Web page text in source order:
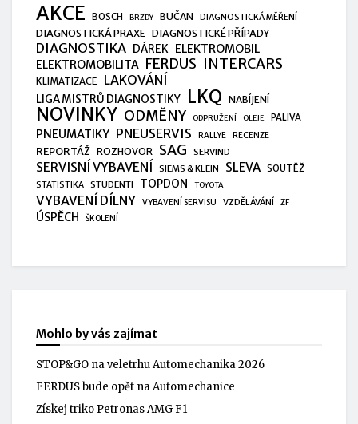
AKCE BOSCH BRZDY BUČAN DIAGNOSTICKÁ MĚŘENÍ
DIAGNOSTICKÁ PRAXE DIAGNOSTICKÉ PŘÍPADY
DIAGNOSTIKA DÁREK ELEKTROMOBIL
ELEKTROMOBILITA FERDUS INTERCARS
KLIMATIZACE LAKOVÁNÍ
LIGA MISTRŮ DIAGNOSTIKY LKQ NABÍJENÍ
NOVINKY ODMĚNY ODPRUŽENÍ OLEJE PALIVA
PNEUMATIKY PNEUSERVIS RALLYE RECENZE
REPORTÁŽ ROZHOVOR SAG SERVIND
SERVISNÍ VYBAVENÍ SIEMS & KLEIN SLEVA SOUTĚŽ
STATISTIKA STUDENTI TOPDON TOYOTA
VYBAVENÍ DÍLNY VYBAVENÍ SERVISU VZDĚLÁVÁNÍ ZF
ÚSPĚCH ŠKOLENÍ
Mohlo by vás zajímat
STOP&GO na veletrhu Automechanika 2026
FERDUS bude opět na Automechanice
Získej triko Petronas AMG F1